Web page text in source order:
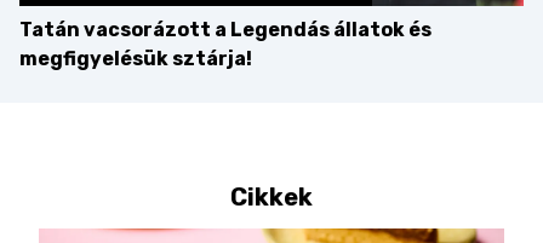
Tatán vacsorázott a Legendás állatok és
megfigyelésük sztárja!
Cikkek